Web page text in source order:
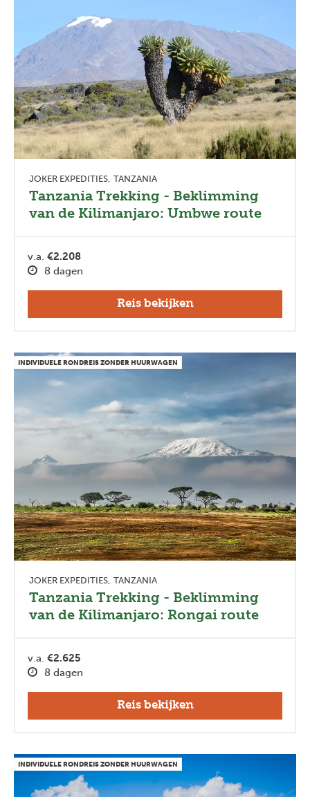
JOKER EXPEDITIES TANZANIA
Tanzania Trekking - Beklimming
van de Kilimanjaro: Umbwe route
v.a. €2.208
8 dagen
Reis bekijken
INDIVIDUELE RONDREIS ZONDER HUURWAGEN
JOKER EXPEDITIES TANZANIA
Tanzania Trekking - Beklimming
van de Kilimanjaro: Rongai route
v.a. €2.625
8 dagen
Reis bekijken
INDIVIDUELE RONDREIS ZONDER HUURWAGEN